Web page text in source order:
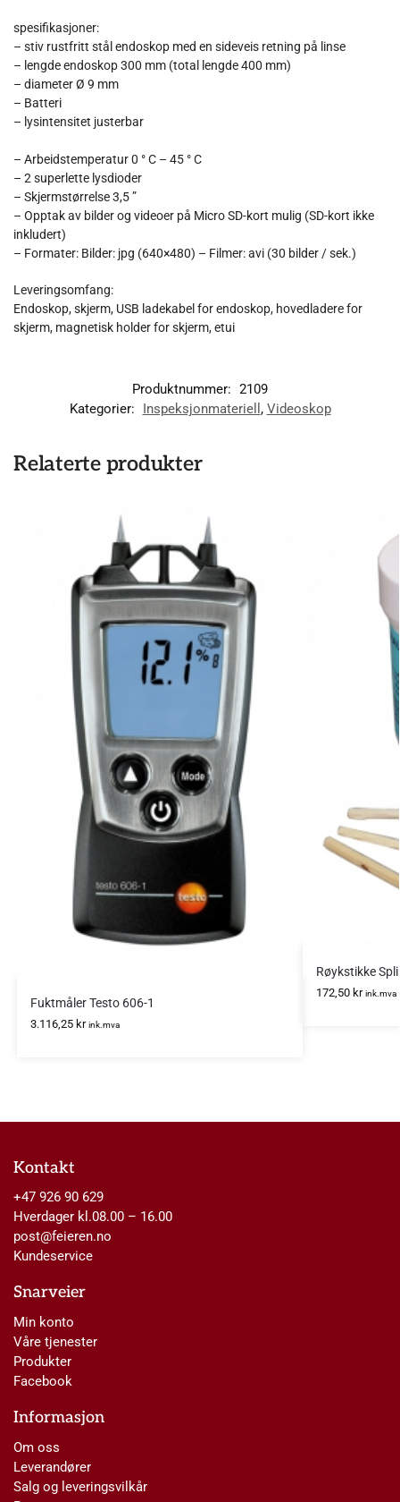
spesifikasjoner:
– stiv rustfritt stål endoskop med en sideveis retning på linse
– lengde endoskop 300 mm (total lengde 400 mm)
– diameter Ø 9 mm
– Batteri
– lysintensitet justerbar
– Arbeidstemperatur 0 ° C – 45 ° C
– 2 superlette lysdioder
– Skjermstørrelse 3,5 ”
– Opptak av bilder og videoer på Micro SD-kort mulig (SD-kort ikke
inkludert)
– Formater: Bilder: jpg (640×480) – Filmer: avi (30 bilder / sek.)
Leveringsomfang:
Endoskop, skjerm, USB ladekabel for endoskop, hovedladere for
skjerm, magnetisk holder for skjerm, etui
Produktnummer: 2109
Kategorier:
Inspeksjonmateriell , Videoskop
Relaterte produkter
Fuktmåler Testo 606-1
3.116,25 kr ink.mva
Røykstikke
172,50 kr ink.mva
Kontakt
+47 926 90 629
Hverdager kl.08.00 – 16.00
post@feieren.no
Kundeservice
Snarveier
Min konto
Våre tjenester
Produkter
Facebook
Informasjon
Om oss
Leverandører
Salg og leveringsvilkår